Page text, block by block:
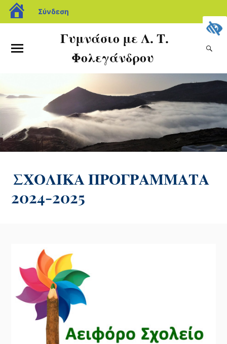
Σύνδεση
Γυμνάσιο με Λ. Τ.
Φολεγάνδρου
ΣΧΟΛΙΚΑ ΠΡΟΓΡΑΜΜΑΤΑ
2024-2025